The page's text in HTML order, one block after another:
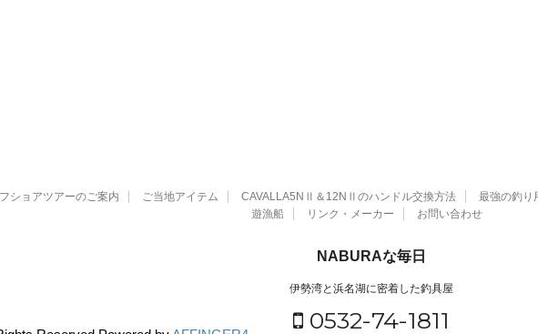
ショアツアーのご案内 ご当地アイテム CAVALLA5NⅡ＆12NⅡのハンドル交換方法 最強の釣り
遊漁船
リンク・メーカー お問い合わせ
NABURAな毎日
伊勢湾と浜名湖に密着した釣具屋
0532-74-1811